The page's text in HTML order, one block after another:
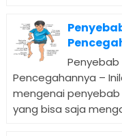
Penyebab
Pencegahannya –
mengenai
yang bisa saja